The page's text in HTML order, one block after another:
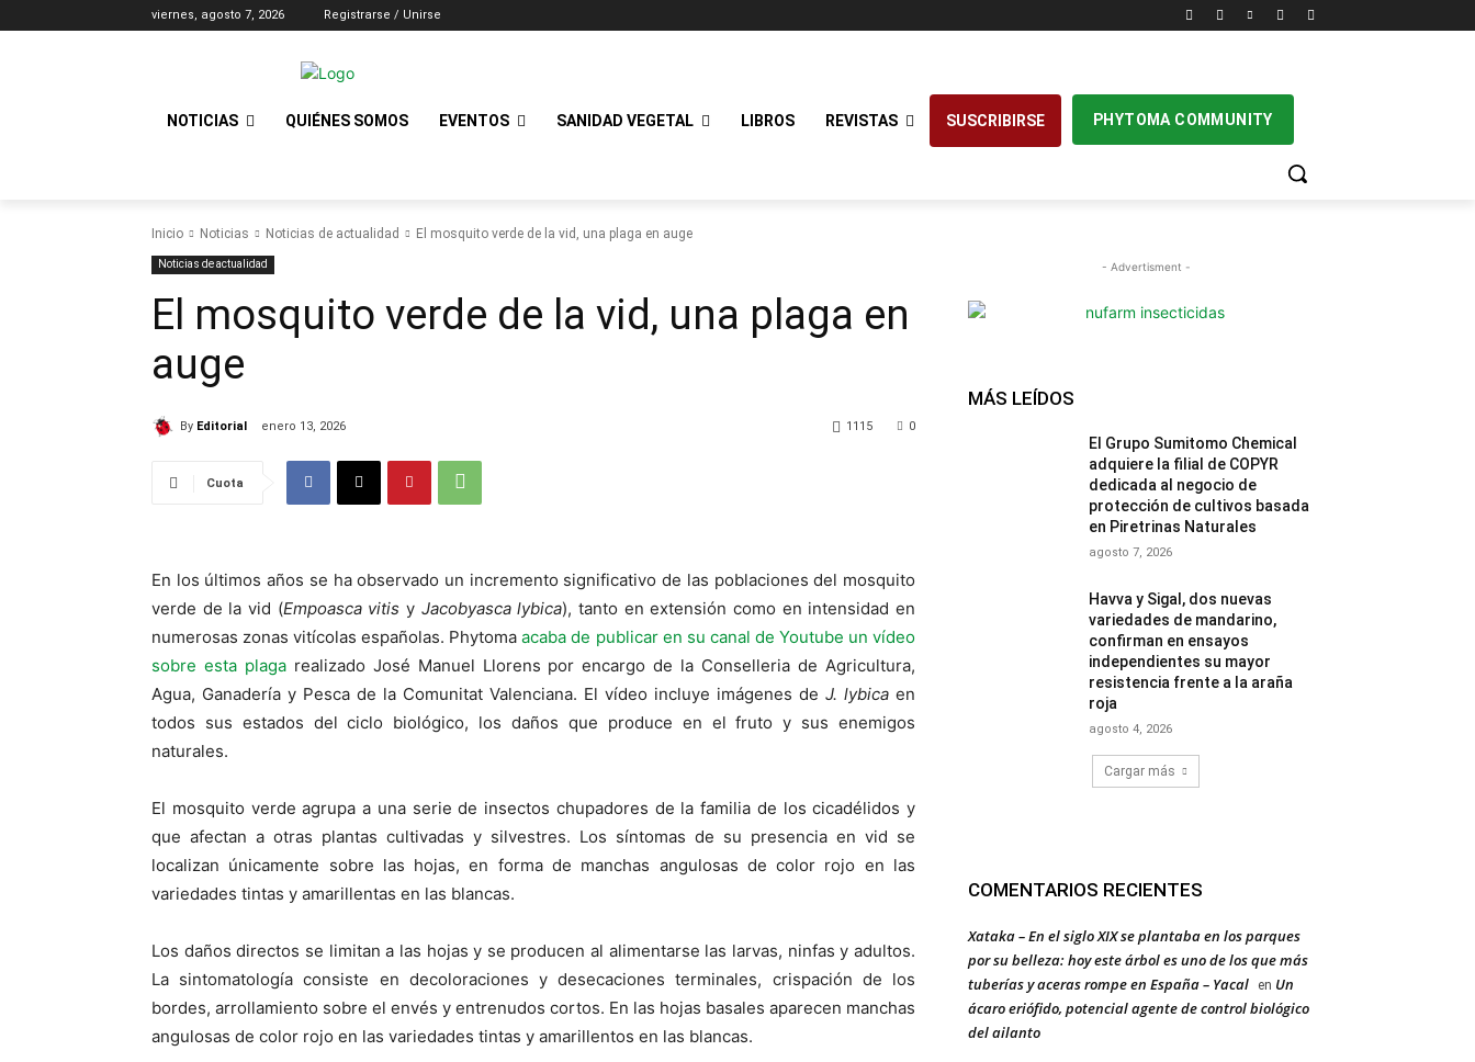
viernes, agosto 7, 2026 Registrarse / Unirse
NOTICIAS QUIÉNES SOMOS EVENTOS SANIDAD VEGETAL LIBROS REVISTAS SUSCRIBIRSE PHYTOMA COMMUNITY
Inicio Noticias Noticias de actualidad El mosquito verde de la vid, una plaga en auge
Noticias de actualidad
El mosquito verde de la vid, una plaga en
auge
By Editorial enero 13, 2026 0
1115
Cuota
En los últimos años se ha observado un incremento significativo de las poblaciones del mosquito
verde de la vid (Empoasca vitis y Jacobyasca lybica), tanto en extensión como en intensidad en
numerosas zonas vitícolas españolas. Phytomaacaba de publicar en su canal de Youtube un vídeo
sobre esta plagarealizado José Manuel Llorens por encargo de la Conselleria de Agricultura,
Agua, Ganadería y Pesca de la Comunitat Valenciana. El vídeo incluye imágenes de J. lybica en
todos sus estados del ciclo biológico, los daños que produce en el fruto y sus enemigos
naturales.
El mosquito verde agrupa a una serie de insectos chupadores de la familia de los cicadélidos y
que afectan a otras plantas cultivadas y silvestres. Los síntomas de su presencia en vid se
localizan únicamente sobre las hojas, en forma de manchas angulosas de color rojo en las
variedades tintas y amarillentas en las blancas.
Los daños directos se limitan a las hojas y se producen al alimentarse las larvas, ninfas y adultos.
La sintomatología consiste en decoloraciones y desecaciones terminales, crispación de los
bordes, arrollamiento sobre el envés y entrenudos cortos. En las hojas basales aparecen manchas
angulosas de color rojo en las variedades tintas y amarillentos en las blancas.
- Advertisment -
MÁS LEÍDOS
El Grupo Sumitomo Chemical
adquiere la filial de COPYR
dedicada al negocio de
protección de cultivos basada
en Piretrinas Naturales
agosto 7, 2026
Havva y Sigal, dos nuevas
variedades de mandarino,
confirman en ensayos
independientes su mayor
resistencia frente a la araña
roja
agosto 4, 2026
Cargar más
COMENTARIOS RECIENTES
Xataka – En el siglo XIX se plantaba en los parques
por su belleza: hoy este árbol es uno de los que más
tuberías y aceras rompe en España – Yacal
en Un
ácaro eriófido, potencial agente de control biológico
del ailanto